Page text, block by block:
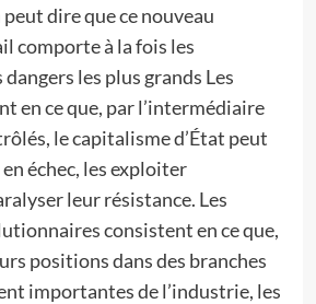
dire que ce nouveau
comporte à la fois les
les plus grands Les
en ce que, par l’intermédiaire
le capitalisme d’État peut
échec, les exploiter
leur résistance. Les
consistent en ce que,
positions dans des branches
importantes de l’industrie, les